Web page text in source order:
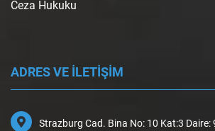
Ceza Hukuku
ADRES VE İLETİŞİM
Strazburg Cad. Bina No: 10 Kat:3 Daire: